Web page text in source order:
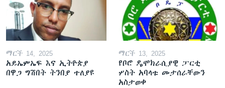
ማርች 14, 2025
አይኤምኤፍ እና ኢትዮጵያ
በዋጋ ግሽበት ትንበያ ተለያዩ
ማርች 13, 2025
የቦሮ ዴሞክራሲያዊ ፓርቲ
ሦስት አባላቱ መታሰራቸውን
አስታወቀ